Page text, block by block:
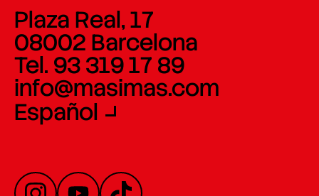
Plaza Real, 17
08002 Barcelona
Tel. 93 319 17 89
info@masimas.com
Español